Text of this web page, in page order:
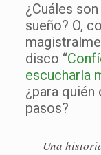
¿Cuáles
sueño? O,
disco “
escucharla
¿para quién
pasos?
Una